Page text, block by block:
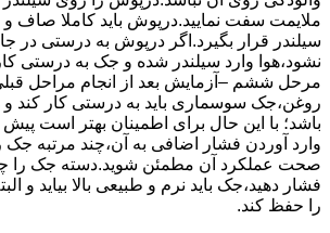
ملایمت سفت نمایید.درپوش باید کاملا
سیلندر قرار بگیرد.اگر درپوش به درستی در
نشود،هوا وارد سیلندر شده و جک به درستی
مرحل ششم –آزمایش بعد از انجام مراحل
روغن،جک سوسماری باید به درستی کار کند
باشد؛ با این حال برای اطمینان بهتر است
وارد آوردن فشار اضافی به آن،چند مرتبه جک
صحت عملکرد آن مطمئن شوید.دسته جک را چند
فشار دهید،جک باید نرم و طبیعی بالا بیاید و
را حفظ کند.